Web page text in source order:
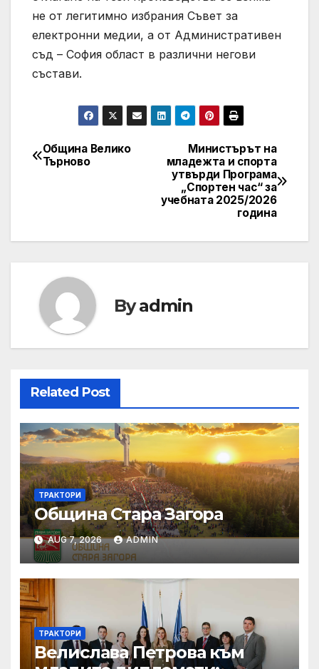
не от легитимно избрания Съвет за
електронни медии, а от Административен
съд – София област в различни негови
състави.
Post
Министърът на
младежта и спорта
утвърди Програма
„Спортен час“ за
учебната 2025/2026
година
Община Велико
Търново
Byadmin
Related Post
ТРАКТОРИ
Община Стара Загора
AUG 7, 2026 ADMIN
ТРАКТОРИ
Велислава Петрова към